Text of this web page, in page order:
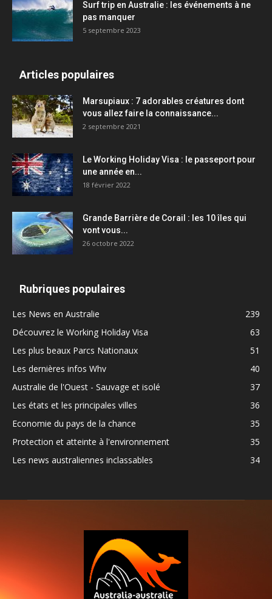
Surf trip en Australie : les événements à ne
pas manquer
5 septembre 2023
Articles populaires
Marsupiaux : 7 adorables créatures dont
vous allez faire la connaissance...
2 septembre 2021
Le Working Holiday Visa : le passeport pour
une année en...
18 février 2022
Grande Barrière de Corail : les 10 îles qui
vont vous...
26 octobre 2022
Rubriques populaires
Les News en Australie
239
Découvrez le Working Holiday Visa
63
Les plus beaux Parcs Nationaux
51
Les dernières infos Whv
40
Australie de l'Ouest - Sauvage et isolé
37
Les états et les principales villes
36
Economie du pays de la chance
35
Protection et atteinte à l'environnement
35
Les news australiennes inclassables
34